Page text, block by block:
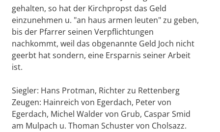
gehalten, so hat der Kirchpropst das Geld
einzunehmen u. "an haus armen leuten" zu geben,
bis der Pfarrer seinen Verpflichtungen
nachkommt, weil das obgenannte Geld Joch nicht
geerbt hat sondern, eine Ersparnis seiner Arbeit
ist.
Siegler: Hans Protman, Richter zu Rettenberg
Zeugen: Hainreich von Egerdach, Peter von
Egerdach, Michel Walder von Grub, Caspar Smid
am Mulpach u. Thoman Schuster von Cholsazz.